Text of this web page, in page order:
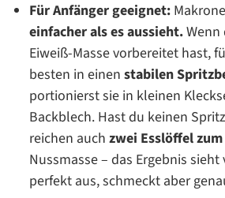
Für Anfänger geeignet:
einfacher als es aussieht.Wenn
Eiweiß-Masse vorbereitet hast,
besten in einen stabilen
portionierst sie in kleinen
Backblech. Hast du keinen
reichen auch zwei Esslöffel
Nussmasse – das Ergebnis
perfekt aus, schmeckt aber